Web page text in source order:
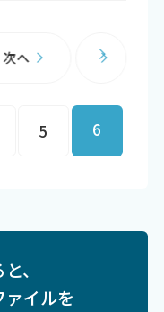
5 6
次へ
、
イルを